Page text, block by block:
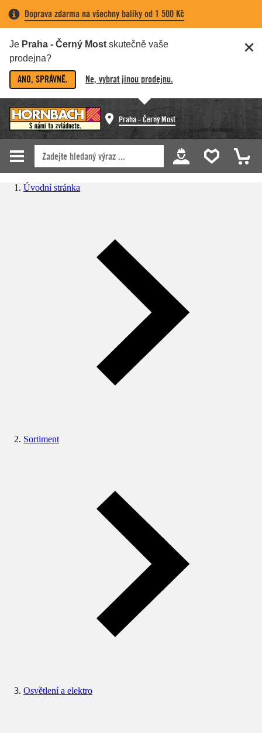
Doprava zdarma na všechny balíky od 1 500 Kč
Je Praha - Černý Most skutečně vaše
prodejna?
ANO, SPRÁVNĚ. Ne, vybrat jinou prodejnu.
Praha - Černý Most
Úvodní stránka
Sortiment
Osvětlení a elektro